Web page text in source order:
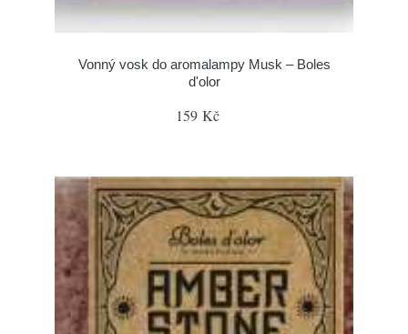
Vonný vosk do aromalampy Musk – Boles
d'olor
159 Kč